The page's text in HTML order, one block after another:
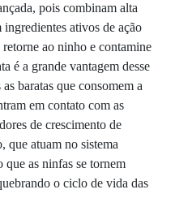
pois combinam alta
ativos de ação
ao ninho e contamine
é a grande vantagem desse
baratas que consomem a
em contato com as
de crescimento de
que atuam no sistema
as ninfas se tornem
o ciclo de vida das